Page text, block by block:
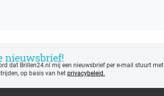
nieuwsbrief!
dat Brillen24.nl mij een nieuwsbrief per e-mail stuurt met
op basis van het privacybeleid.